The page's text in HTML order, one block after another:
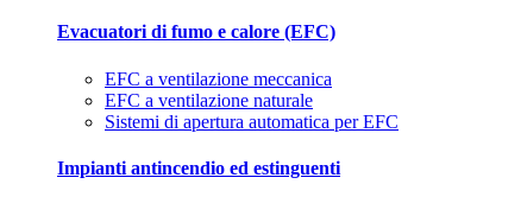
Evacuatori di fumo e calore (EFC)
EFC a ventilazione meccanica
EFC a ventilazione naturale
Sistemi di apertura automatica per EFC
Impianti antincendio ed estinguenti